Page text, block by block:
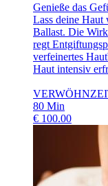
Genieße das
Lass deine Haut
Ballast. Die
regt
verfeinertes
Haut intensiv
80 Min
€ 100.00